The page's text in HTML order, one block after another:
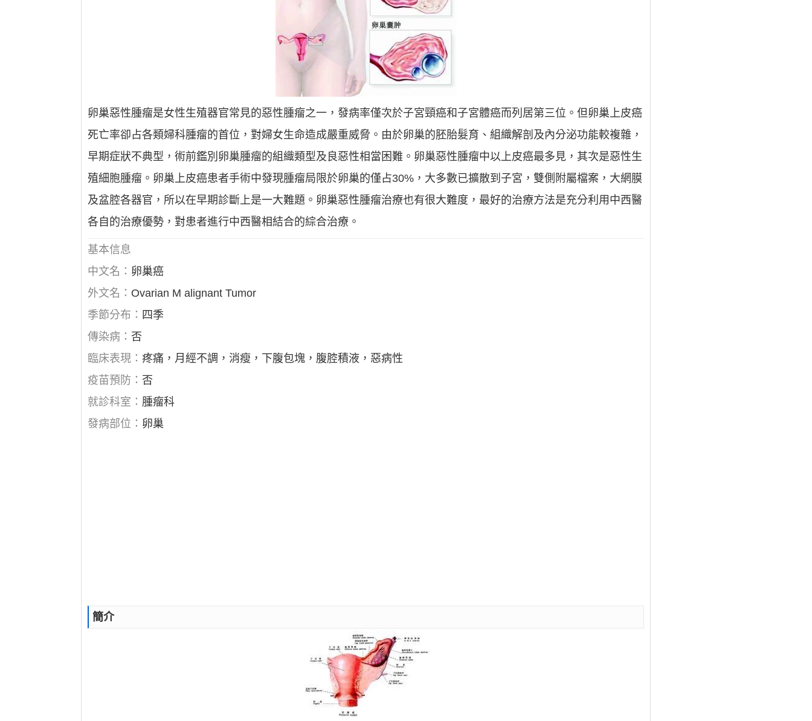
卵巢惡性腫瘤是女性生殖器官常見的惡性腫瘤之一，發病率僅次於子宮頸癌和子宮體癌而列居第三位。但卵巢上皮癌
死亡率卻占各類婦科腫瘤的首位，對婦女生命造成嚴重威脅。由於卵巢的胚胎髮育、組織解剖及內分泌功能較複雜，
早期症狀不典型，術前鑑別卵巢腫瘤的組織類型及良惡性相當困難。卵巢惡性腫瘤中以上皮癌最多見，其次是惡性生
殖細胞腫瘤。卵巢上皮癌患者手術中發現腫瘤局限於卵巢的僅占30%，大多數已擴散到子宮，雙側附屬檔案，大網膜
及盆腔各器官，所以在早期診斷上是一大難題。卵巢惡性腫瘤治療也有很大難度，最好的治療方法是充分利用中西醫
各自的治療優勢，對患者進行中西醫相結合的綜合治療。
基本信息
中文名： 卵巢癌
外文名： Ovarian M alignant Tumor
季節分布： 四季
傳染病：否
臨床表現：疼痛，月經不調，消瘦，下腹包塊，腹腔積液，惡病性
疫苗預防：否
就診科室： 腫瘤科
發病部位： 卵巢
簡介